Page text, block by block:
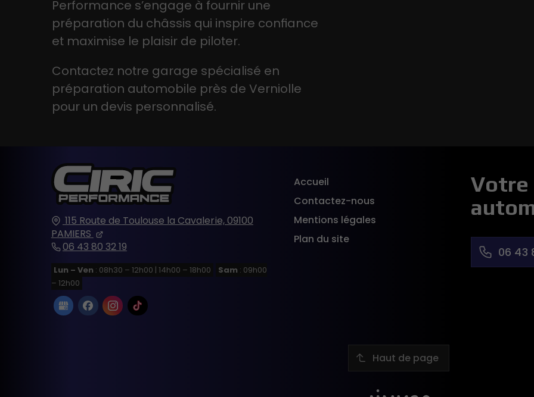
Performance s’engage à fournir une
préparation du châssis qui inspire confiance
et maximise le plaisir de piloter.
Contactez notre garage spécialisé en
préparation automobile près de Verniolle
pour un devis personnalisé.
115 Route de Toulouse la Cavalerie,09100
PAMIERS
06 43 80 32 19
Lun – Ven : 08h30 – 12h00 | 14h00 – 18h00 Sam : 09h00
– 12h00
Accueil
Contactez-nous
Mentions légales
Plan du site
Votre
06 43
Haut de page